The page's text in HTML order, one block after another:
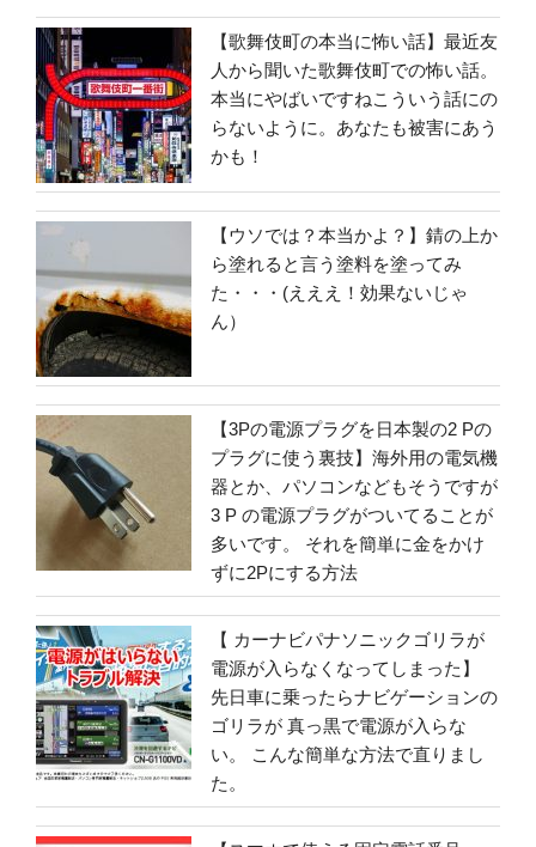
【歌舞伎町の本当に怖い話】最近友
人から聞いた歌舞伎町での怖い話。
本当にやばいですねこういう話にの
らないように。あなたも被害にあう
かも！
【ウソでは？本当かよ？】錆の上か
ら塗れると言う塗料を塗ってみ
た・・・(えええ！効果ないじゃ
ん）
【3Pの電源プラグを日本製の2 Pの
プラグに使う裏技】海外用の電気機
器とか、パソコンなどもそうですが
3 P の電源プラグがついてることが
多いです。 それを簡単に金をかけ
ずに2Pにする方法
【 カーナビパナソニックゴリラが
電源が入らなくなってしまった】
先日車に乗ったらナビゲーションの
ゴリラが 真っ黒で電源が入らな
い。 こんな簡単な方法で直りまし
た。